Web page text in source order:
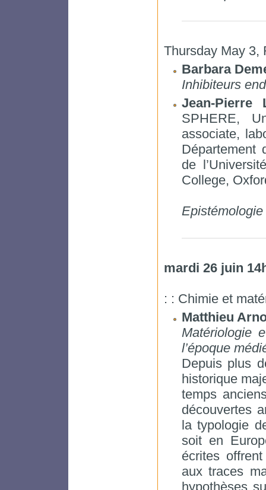
Thursday May 3,
Barbara
Inhibiteurs
Jean-Pierre
SPHERE,
associate,
Département
de
College,
mardi 26 juin
: : Chimie et
Matthieu
Matériologie
l’époque
Depuis plus
historique
temps
découvertes
la typologie
soit en
écrites
aux traces
hypothèses